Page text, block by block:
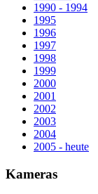
1990 - 1994
1995
1996
1997
1998
1999
2000
2001
2002
2003
2004
2005 - heute
Kameras